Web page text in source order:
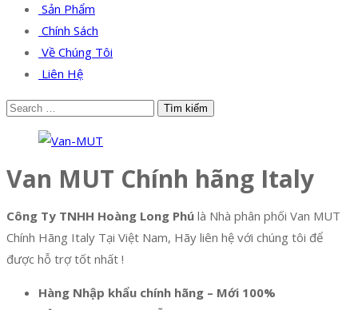
Sản Phẩm
Chính Sách
Về Chúng Tôi
Liên Hệ
Van MUT Chính hãng Italy
Công Ty TNHH Hoàng Long Phú là Nhà phân phối Van MUT
Chính Hãng Italy Tại Việt Nam, Hãy liên hệ với chúng tôi để
được hỗ trợ tốt nhất !
Hàng Nhập khẩu chính hãng – Mới 100%